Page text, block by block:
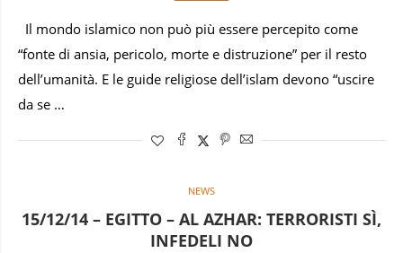
Il mondo islamico non può più essere percepito come
“fonte di ansia, pericolo, morte e distruzione” per il resto
dell’umanità. E le guide religiose dell’islam devono “uscire
da se …
NEWS
15/12/14 – EGITTO – AL AZHAR: TERRORISTI SÌ,
INFEDELI NO